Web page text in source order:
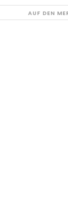
AUF DEN